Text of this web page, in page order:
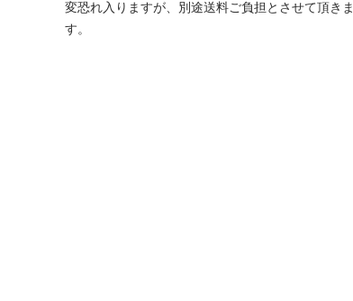
変恐れ入りますが、別途送料ご負担とさせて頂きま
す。